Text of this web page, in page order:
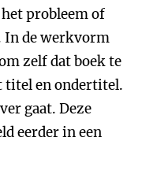
probleem of
In de werkvorm
zelf dat boek te
titel en ondertitel.
gaat. Deze
eerder in een